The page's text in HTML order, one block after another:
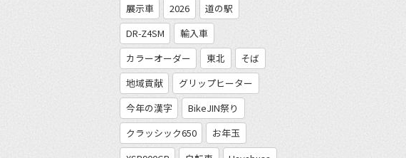
展示車
2026
道の駅
DR-Z4SM
輸入車
カラーオーダー
東北
そば
地域貢献
グリップヒーター
今年の漢字
BikeJIN祭り
クラッシック650
お年玉